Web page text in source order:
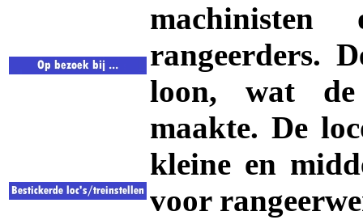
rangeerders.
loon, wat de
maakte. De
kleine en
voor